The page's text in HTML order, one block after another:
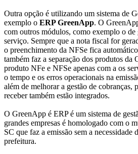
Outra opção é utilizando um sistema de
exemplo o ERP GreenApp. O
com outros módulos, como exemplo o de
serviço. Sempre que a nota fiscal for
o preenchimento da NFSe fica
também faz a separação dos produtos da
produto NFe e NFSe apenas com a os
o tempo e os erros operacionais na
além de melhorar a gestão de cobranças,
receber também estão integrados.
O GreenApp é ERP é um sistema de
grandes empresas é homologado com o
SC que faz a emissão sem a necessidade
prefeitura.